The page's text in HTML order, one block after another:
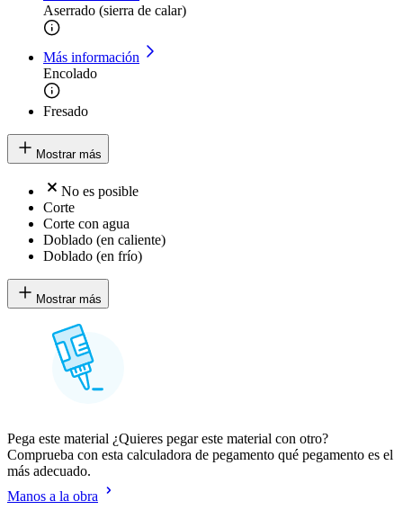
Aserrado (sierra de calar)
Más información
Encolado
Fresado
Mostrar más
No es posible
Corte
Corte con agua
Doblado (en caliente)
Doblado (en frío)
Mostrar más
Pega este material ¿Quieres pegar este material con otro?
Comprueba con esta calculadora de pegamento qué pegamento es el
más adecuado.
Manos a la obra